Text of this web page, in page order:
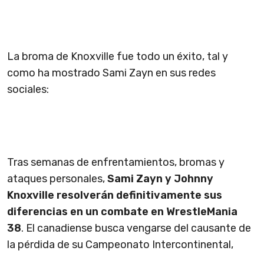
La broma de Knoxville fue todo un éxito, tal y
como ha mostrado Sami Zayn en sus redes
sociales:
Tras semanas de enfrentamientos, bromas y
ataques personales,Sami Zayn y Johnny
Knoxville resolverán definitivamente sus
diferencias en un combate en WrestleMania
38. El canadiense busca vengarse del causante de
la pérdida de su Campeonato Intercontinental,